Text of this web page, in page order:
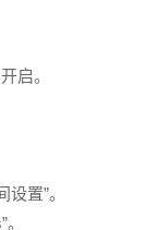
启。
置”。